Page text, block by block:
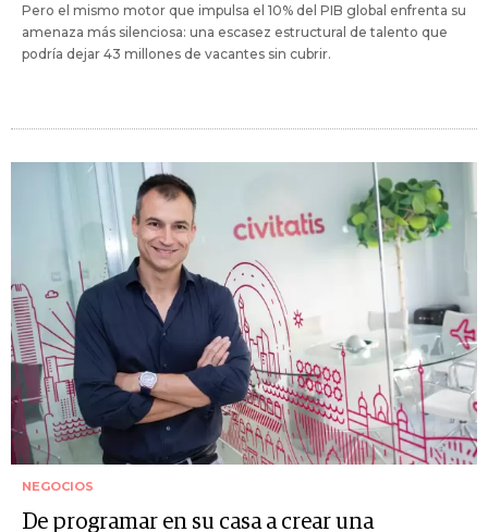
Pero el mismo motor que impulsa el 10% del PIB global enfrenta su
amenaza más silenciosa: una escasez estructural de talento que
podría dejar 43 millones de vacantes sin cubrir.
NEGOCIOS
De programar en su casa a crear una